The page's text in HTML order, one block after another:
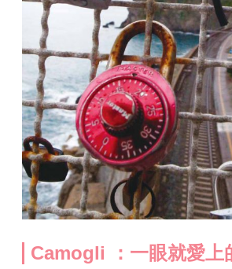
Camogli ：一眼就愛上